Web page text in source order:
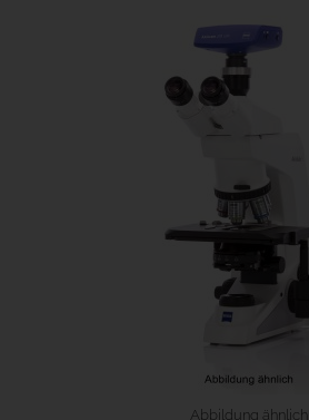
Abbildung ähnlich